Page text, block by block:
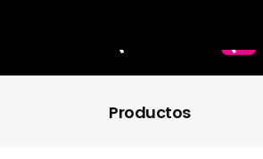
Accesorios
Brochas
Productos